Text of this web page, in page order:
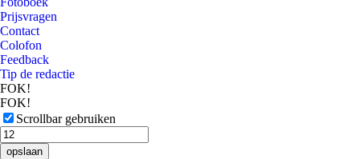
Prijsvragen
Contact
Colofon
Feedback
Tip de redactie
FOK!
FOK!
Scrollbar gebruiken
opslaan